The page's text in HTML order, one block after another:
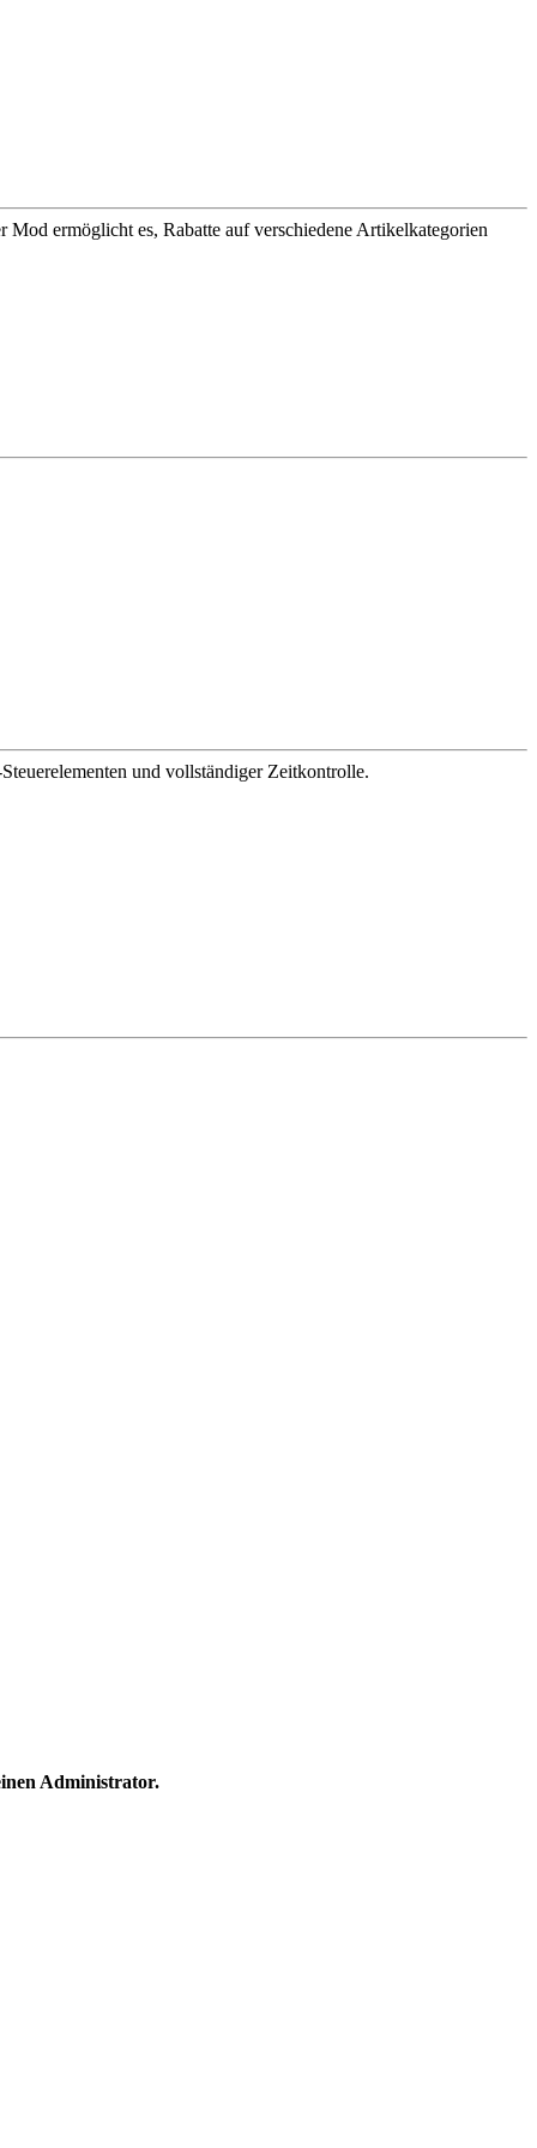
ermöglicht es, Rabatte auf verschiedene Artikelkategorien
und vollständiger Zeitkontrolle.
Administrator.